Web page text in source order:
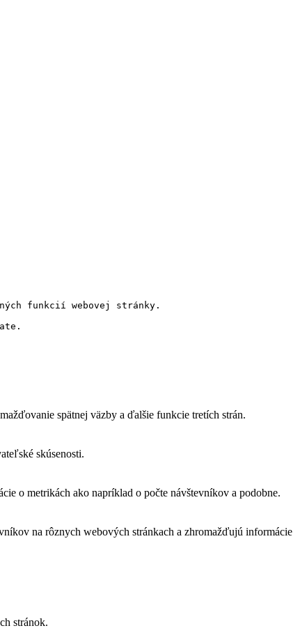
funkcií webovej stránky.
spätnej väzby a ďalšie funkcie tretích strán.
skúsenosti.
o metrikách ako napríklad o počte návštevníkov a podobne.
na rôznych webových stránkach a zhromažďujú informácie
stránok.